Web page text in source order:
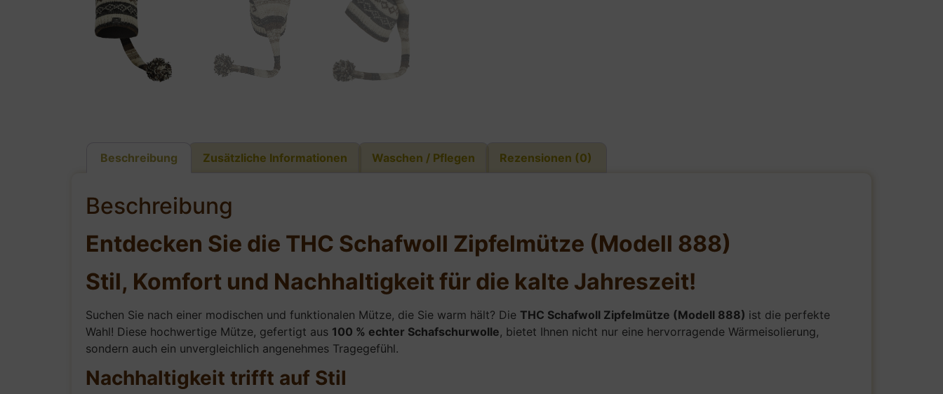
Beschreibung Zusätzliche Informationen Waschen / Pflegen Rezensionen (0)
Beschreibung
Entdecken Sie die THC Schafwoll Zipfelmütze (Modell 888)
Stil, Komfort und Nachhaltigkeit für die kalte Jahreszeit!
Suchen Sie nach einer modischen und funktionalen Mütze, die Sie warm hält? Die THC Schafwoll Zipfelmütze (Modell 888) ist die perfekte
Wahl! Diese hochwertige Mütze, gefertigt aus 100 % echter Schafschurwolle, bietet Ihnen nicht nur eine hervorragende Wärmeisolierung,
sondern auch ein unvergleichlich angenehmes Tragegefühl.
Nachhaltigkeit trifft auf Stil